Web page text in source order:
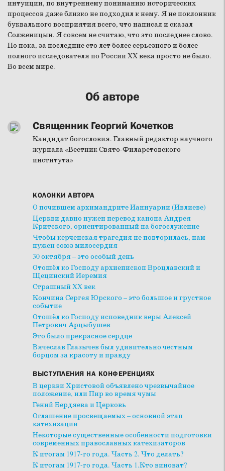
интуиции, по внутреннему пониманию исторических
процессов даже близко не подходил к нему. Я не поклонник
буквального восприятия всего, что написал и сказал
Солженицын. Я совсем не считаю, что это последнее слово.
Но пока, за последние сто лет более серьезного и более
полного исследователя по России XX века просто не было.
Во всем мире.
Об авторе
Священник Георгий Кочетков
Кандидат богословия. Главный редактор научного
журнала «Вестник Свято-Филаретовского
института»
КОЛОНКИ АВТОРА
О почившем архимандрите Ианнуарии (Ивлиеве)
Церкви давно нужен перевод канона Андрея
Критского, ориентированный на богослужение
Чтобы керченская трагедия не повторилась, нам
нужен союз милосердия
30 октября – это особый день
Отошёл ко Господу архиепископ Вроцлавский и
Щецинский Иеремия
Страшный XX век
Кончина Сергея Юрского – это большое и грустное
событие
Отошёл ко Господу исповедник веры Алексей
Петрович Арцыбушев
Это было прекрасное сердце
Вячеслав Глазычев был удивительно честным
борцом за красоту и правду
ВЫСТУПЛЕНИЯ НА КОНФЕРЕНЦИЯХ
В церкви Христовой объявлено чрезвычайное
положение, или Пир во время чумы
Гений Бердяева и Церковь
Оглашение просвещаемых – основной этап
катехизации
Некоторые существенные особенности подготовки
современных православных катехизаторов
К итогам 1917-го года. Часть 2. Что делать?
К итогам 1917-го года. Часть 1.Кто виноват?